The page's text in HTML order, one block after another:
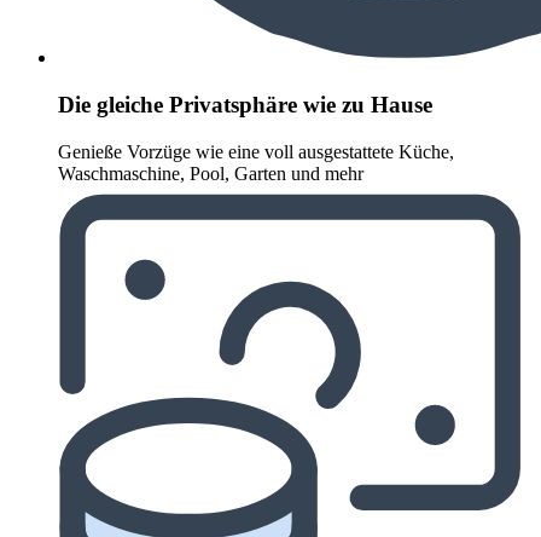
Die gleiche Privatsphäre wie zu Hause
Genieße Vorzüge wie eine voll ausgestattete Küche,
Waschmaschine, Pool, Garten und mehr